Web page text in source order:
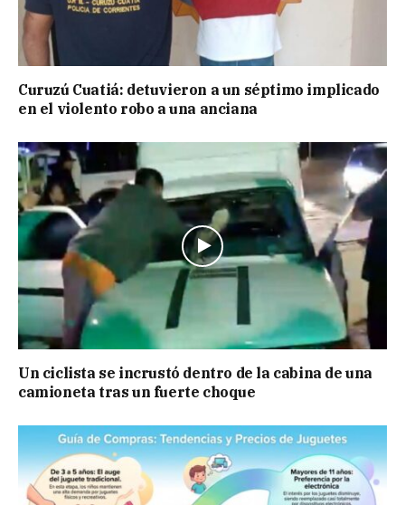
Curuzú Cuatiá: detuvieron a un séptimo implicado
en el violento robo a una anciana
Un ciclista se incrustó dentro de la cabina de una
camioneta tras un fuerte choque